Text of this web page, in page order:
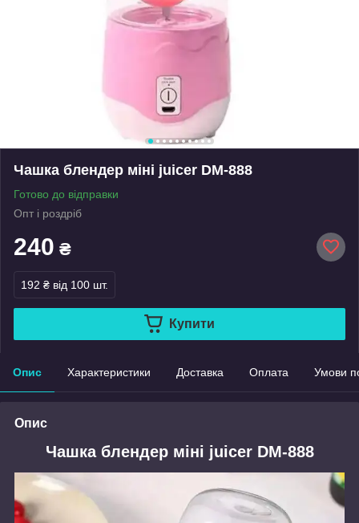
Чашка блендер міні juicer DM-888
Готово до відправки
Опт і роздріб
240 ₴
192 ₴ від 100 шт.
Купити
Опис Характеристики Доставка Оплата Умови
Опис
Чашка блендер міні juicer DM-888